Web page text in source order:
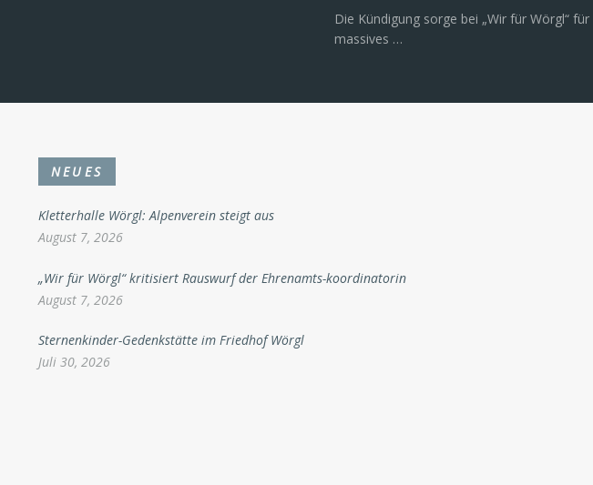
Die Kündigung sorge bei „Wir für Wörgl“ für
massives …
NEUES
Kletterhalle Wörgl: Alpenverein steigt aus
August 7, 2026
„Wir für Wörgl“ kritisiert Rauswurf der Ehrenamts-koordinatorin
August 7, 2026
Sternenkinder-Gedenkstätte im Friedhof Wörgl
Juli 30, 2026